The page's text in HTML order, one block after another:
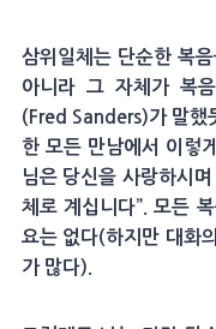
삼위일체는 단순한 복
아니라 그 자체가 복
(Fred Sanders)가 말했
한 모든 만남에서 이렇
님은 당신을 사랑하시
체로 계십니다”. 모든
요는 없다(하지만 대화
가 많다).